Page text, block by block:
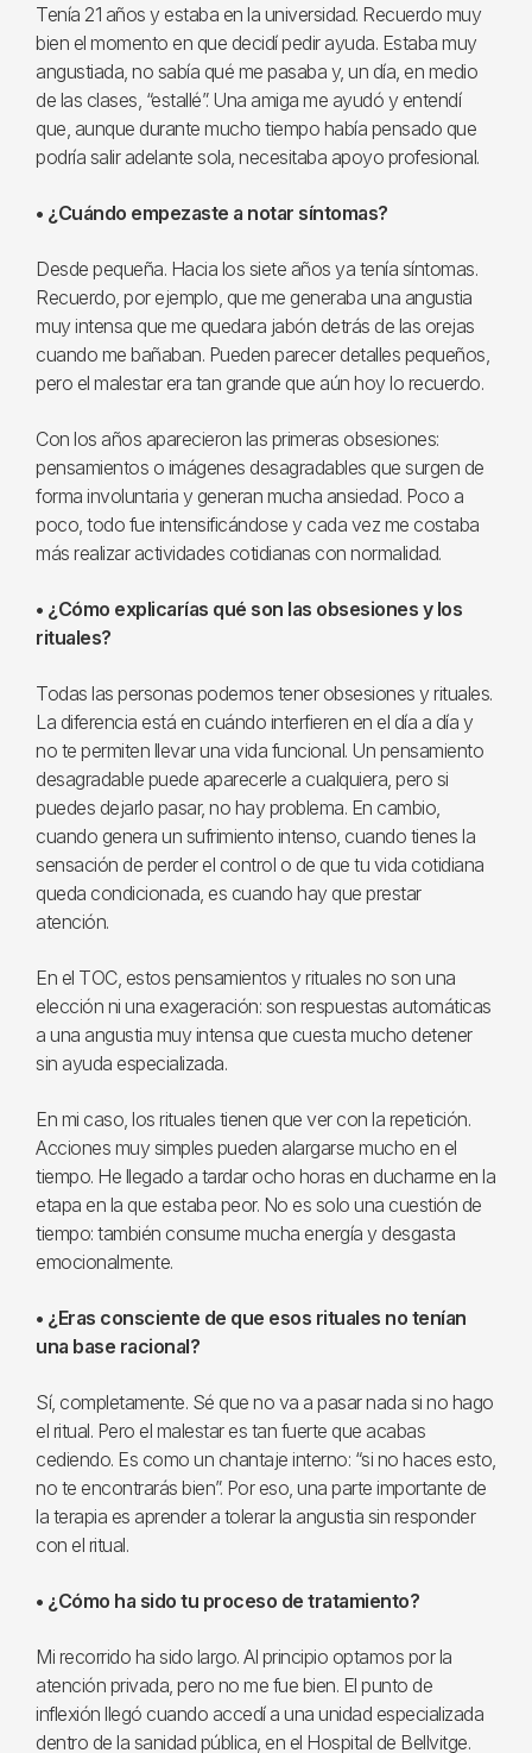
Tenía 21 años y estaba en la universidad. Recuerdo muy
bien el momento en que decidí pedir ayuda. Estaba muy
angustiada, no sabía qué me pasaba y, un día, en medio
de las clases, “estallé”. Una amiga me ayudó y entendí
que, aunque durante mucho tiempo había pensado que
podría salir adelante sola, necesitaba apoyo profesional.
• ¿Cuándo empezaste a notar síntomas?
Desde pequeña. Hacia los siete años ya tenía síntomas.
Recuerdo, por ejemplo, que me generaba una angustia
muy intensa que me quedara jabón detrás de las orejas
cuando me bañaban. Pueden parecer detalles pequeños,
pero el malestar era tan grande que aún hoy lo recuerdo.
Con los años aparecieron las primeras obsesiones:
pensamientos o imágenes desagradables que surgen de
forma involuntaria y generan mucha ansiedad. Poco a
poco, todo fue intensificándose y cada vez me costaba
más realizar actividades cotidianas con normalidad.
• ¿Cómo explicarías qué son las obsesiones y los
rituales?
Todas las personas podemos tener obsesiones y rituales.
La diferencia está en cuándo interfieren en el día a día y
no te permiten llevar una vida funcional. Un pensamiento
desagradable puede aparecerle a cualquiera, pero si
puedes dejarlo pasar, no hay problema. En cambio,
cuando genera un sufrimiento intenso, cuando tienes la
sensación de perder el control o de que tu vida cotidiana
queda condicionada, es cuando hay que prestar
atención.
En el TOC, estos pensamientos y rituales no son una
elección ni una exageración: son respuestas automáticas
a una angustia muy intensa que cuesta mucho detener
sin ayuda especializada.
En mi caso, los rituales tienen que ver con la repetición.
Acciones muy simples pueden alargarse mucho en el
tiempo. He llegado a tardar ocho horas en ducharme en la
etapa en la que estaba peor. No es solo una cuestión de
tiempo: también consume mucha energía y desgasta
emocionalmente.
• ¿Eras consciente de que esos rituales no tenían
una base racional?
Sí, completamente. Sé que no va a pasar nada si no hago
el ritual. Pero el malestar es tan fuerte que acabas
cediendo. Es como un chantaje interno: “si no haces esto,
no te encontrarás bien”. Por eso, una parte importante de
la terapia es aprender a tolerar la angustia sin responder
con el ritual.
• ¿Cómo ha sido tu proceso de tratamiento?
Mi recorrido ha sido largo. Al principio optamos por la
atención privada, pero no me fue bien. El punto de
inflexión llegó cuando accedí a una unidad especializada
dentro de la sanidad pública, en el Hospital de Bellvitge.